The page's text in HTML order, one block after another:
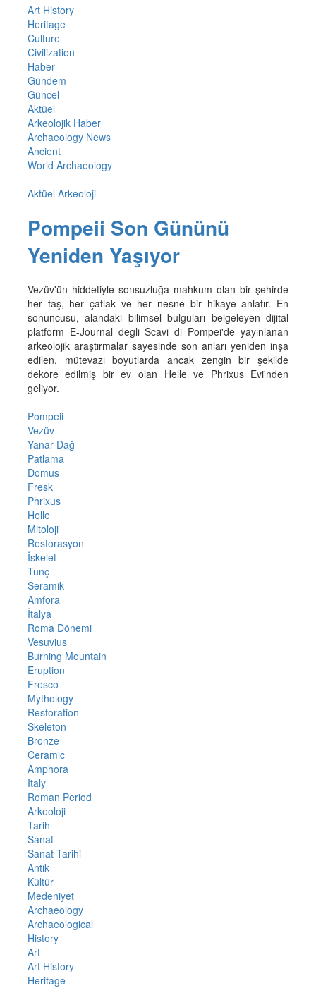
Art History
Heritage
Culture
Civilization
Haber
Gündem
Güncel
Aktüel
Arkeolojik Haber
Archaeology News
Ancient
World Archaeology
Aktüel Arkeoloji
Pompeii Son Gününü
Yeniden Yaşıyor
Vezüv'ün hiddetiyle sonsuzluğa mahkum olan bir şehirde
her taş, her çatlak ve her nesne bir hikaye anlatır. En
sonuncusu, alandaki bilimsel bulguları belgeleyen dijital
platform E-Journal degli Scavi di Pompei'de yayınlanan
arkeolojik araştırmalar sayesinde son anları yeniden inşa
edilen, mütevazı boyutlarda ancak zengin bir şekilde
dekore edilmiş bir ev olan Helle ve Phrixus Evi'nden
geliyor.
Pompeii
Vezüv
Yanar Dağ
Patlama
Domus
Fresk
Phrixus
Helle
Mitoloji
Restorasyon
İskelet
Tunç
Seramik
Amfora
İtalya
Roma Dönemi
Vesuvius
Burning Mountain
Eruption
Fresco
Mythology
Restoration
Skeleton
Bronze
Ceramic
Amphora
Italy
Roman Period
Arkeoloji
Tarih
Sanat
Sanat Tarihi
Antik
Kültür
Medeniyet
Archaeology
Archaeological
History
Art
Art History
Heritage